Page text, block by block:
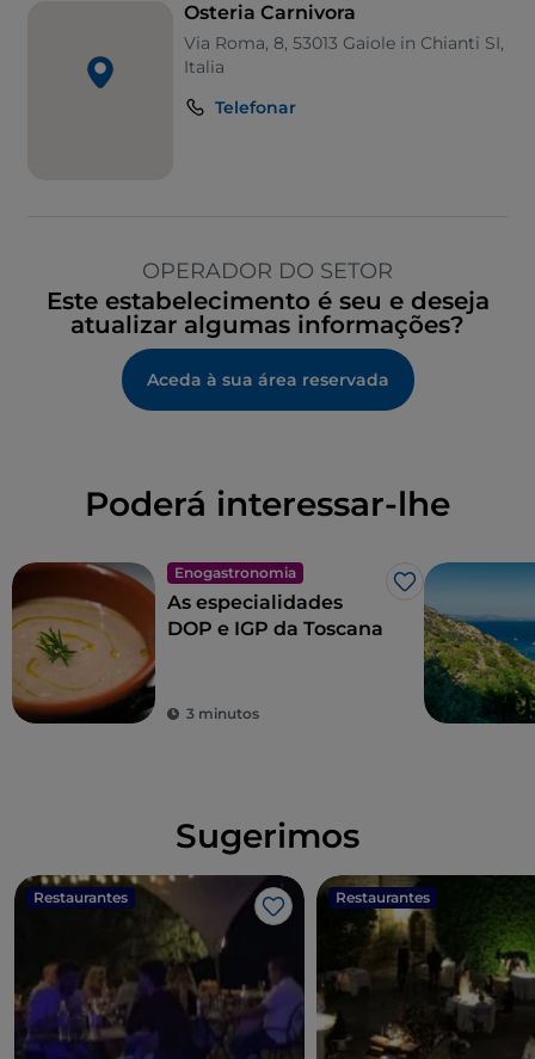
Osteria Carnivora
Via Roma, 8, 53013 Gaiole in Chianti SI,
Italia
Telefonar
OPERADOR DO SETOR
Este estabelecimento é seu e deseja
atualizar algumas informações?
Aceda à sua área reservada
Poderá interessar-lhe
Enogastronomia
Gosto
As especialidades
DOP e IGP da Toscana
3 minutos
Sugerimos
Restaurantes
Gosto
Restaurantes